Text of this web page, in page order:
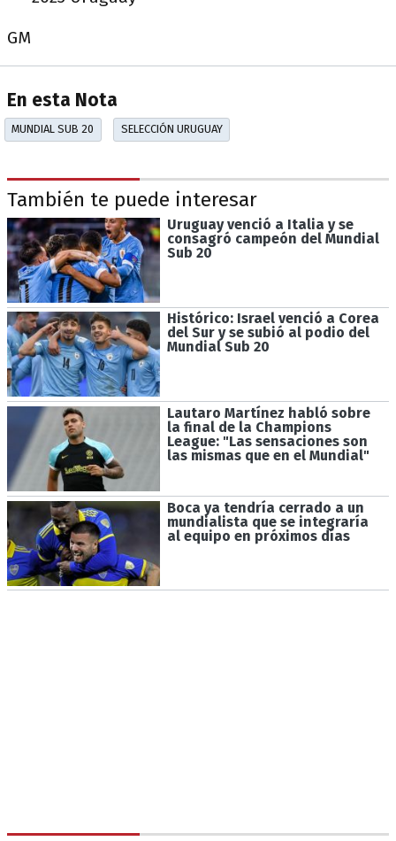
GM
En esta Nota
MUNDIAL SUB 20 SELECCIÓN URUGUAY
También te puede interesar
Uruguay venció a Italia y se
consagró campeón del Mundial
Sub 20
Histórico: Israel venció a Corea
del Sur y se subió al podio del
Mundial Sub 20
Lautaro Martínez habló sobre
la final de la Champions
League: "Las sensaciones son
las mismas que en el Mundial"
Boca ya tendría cerrado a un
mundialista que se integraría
al equipo en próximos días